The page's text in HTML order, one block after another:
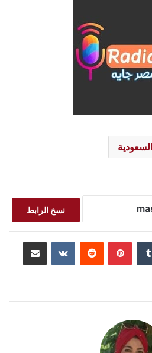
السعودية
نسخ الرابط
بينتيريست مشاركة عبر البريد